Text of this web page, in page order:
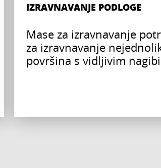
IZRAVNAVANJE PODLOGE
Mase za izravnavanje
za izravnavanje
površina s vidljivim